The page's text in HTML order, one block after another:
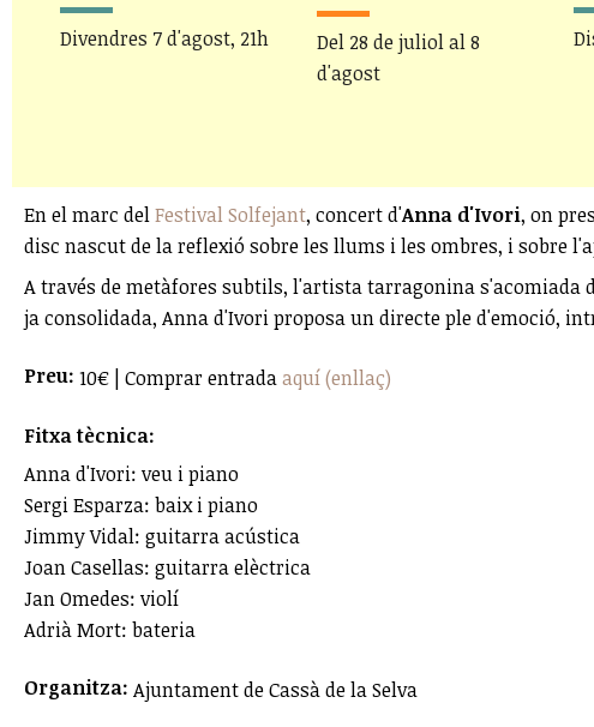
Divendres 7 d'agost, 21h
Del 28 de juliol al 8
d'agost
En el marc delFestival Solfejant, concert d'Anna d'Ivori, on
disc nascut de la reflexió sobre les llums i les ombres, i sobre
A través de metàfores subtils, l'artista tarragonina s'acomiada
ja consolidada, Anna d'Ivori proposa un directe ple d'emoció,
Preu: 10€ | Comprar entradaaquí (enllaç)
Fitxa tècnica:
Anna d'Ivori: veu i piano
Sergi Esparza: baix i piano
Jimmy Vidal: guitarra acústica
Joan Casellas: guitarra elèctrica
Jan Omedes: violí
Adrià Mort: bateria
Organitza: Ajuntament de Cassà de la Selva